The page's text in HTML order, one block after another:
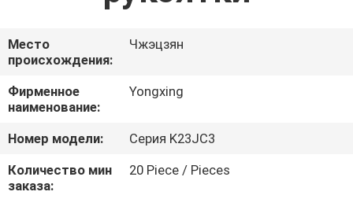
ПРОВЕРКА
КАЧЕСТВА
СВЯЖИТЕСЬ
МЫ
Место
происхождения:
Чжэцзян
Фирменное
наименование:
Yongxing
Номер модели:
Серия K23JC3
Количество мин
заказа:
20 Piece / Pieces